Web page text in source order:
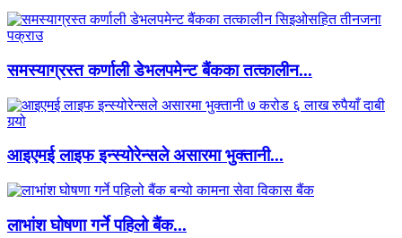
समस्याग्रस्त कर्णाली डेभलपमेन्ट बैंकका तत्कालीन...
आइएमई लाइफ इन्स्योरेन्सले असारमा भुक्तानी...
लाभांश घोषणा गर्ने पहिलो बैंक...